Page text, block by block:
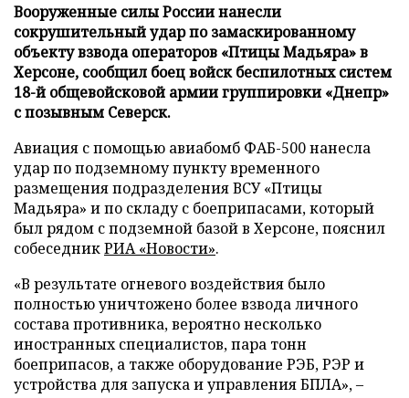
Вооруженные силы России нанесли
сокрушительный удар по замаскированному
объекту взвода операторов «Птицы Мадьяра» в
Херсоне, сообщил боец войск беспилотных систем
18-й общевойсковой армии группировки «Днепр»
с позывным Северск.
Авиация с помощью авиабомб ФАБ-500 нанесла
удар по подземному пункту временного
размещения подразделения ВСУ «Птицы
Мадьяра» и по складу с боеприпасами, который
был рядом с подземной базой в Херсоне, пояснил
собеседникРИА «Новости».
«В результате огневого воздействия было
полностью уничтожено более взвода личного
состава противника, вероятно несколько
иностранных специалистов, пара тонн
боеприпасов, а также оборудование РЭБ, РЭР и
устройства для запуска и управления БПЛА», –